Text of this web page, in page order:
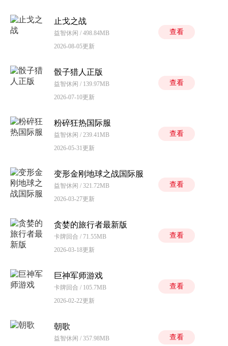
止戈之战
益智休闲 / 498.84MB
2026-08-05更新
查看
骰子猎人正版
益智休闲 / 139.97MB
2026-07-10更新
查看
粉碎狂热国际服
益智休闲 / 239.41MB
2026-05-31更新
查看
变形金刚地球之战国际服
益智休闲 / 321.72MB
2026-03-27更新
查看
贪婪的旅行者最新版
卡牌回合 / 71.55MB
2026-03-18更新
查看
巨神军师游戏
卡牌回合 / 105.7MB
2026-02-22更新
查看
朝歌
益智休闲 / 357.98MB
查看